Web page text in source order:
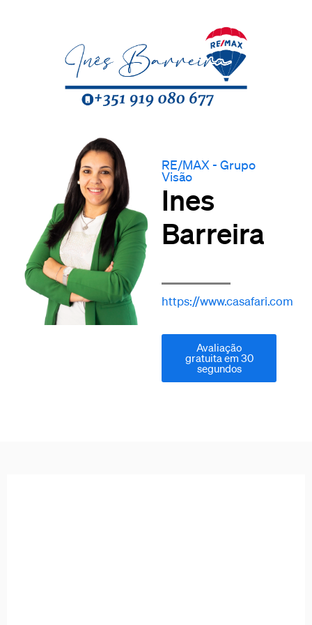
RE/MAX - Grupo
Visão
Ines
Barreira
https://www.casafari.com
Avaliação
gratuita em 30
segundos